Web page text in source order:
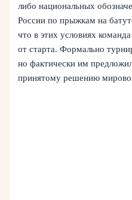
либо национальных
России по прыжкам на
что в этих условиях
от старта. Формально
но фактически им
принятому решению